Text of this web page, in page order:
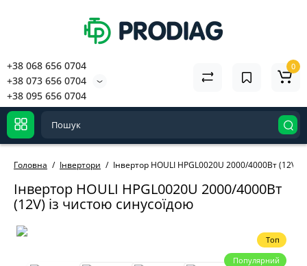
+38 068 656 0704
+38 073 656 0704
+38 095 656 0704
0
Головна Інвертори Інвертор HOULI HPGL0020U 2000/4000Вт (12V)
Інвертор HOULI HPGL0020U 2000/4000Вт
(12V) із чистою синусоїдою
Топ
Популярний